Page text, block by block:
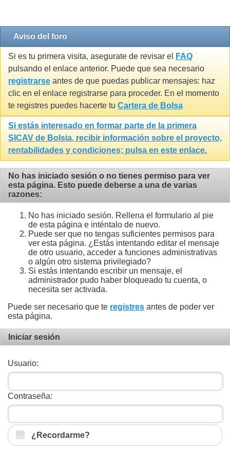
Aviso del foro
Si es tu primera visita, asegurate de revisar el
FAQ
pulsando el enlace anterior. Puede que sea necesario
registrarse antes de que puedas publicar mensajes: haz
clic en el enlace registrarse para proceder. En el momento
te registres puedes hacerte tu Cartera de Bolsa
Si estás interesado en formar parte de la primera
SICAV de Bolsia, recibir información sobre el proyecto,
rentabilidades y condiciones; pulsa en este enlace.
No has iniciado sesión o no tienes permiso para ver
esta página. Esto puede deberse a una de varias
razones:
No has iniciado sesión. Rellena el formulario al pie
de esta página e inténtalo de nuevo.
Puede ser que no tengas suficientes permisos para
ver esta página. ¿Estás intentando editar el mensaje
de otro usuario, acceder a funciones administrativas
o algún otro sistema privilegiado?
Si estás intentando escribir un mensaje, el
administrador pudo haber bloqueado tu cuenta, o
necesita ser activada.
Puede ser necesario que te registres antes de poder ver
esta página.
Iniciar sesión
Usuario:
Contraseña:
¿Recordarme?